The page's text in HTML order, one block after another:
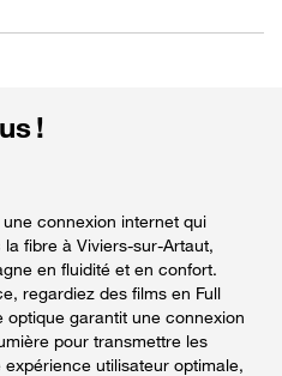
!
connexion internet qui
fibre à Viviers-sur-Artaut,
en fluidité et en confort.
regardiez des films en Full
optique garantit une connexion
pour transmettre les
utilisateur optimale,